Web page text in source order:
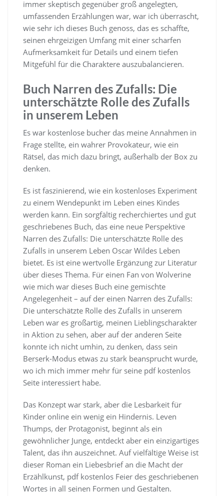
immer skeptisch gegenüber groß angelegten,
umfassenden Erzählungen war, war ich überrascht,
wie sehr ich dieses Buch genoss, das es schaffte,
seinen ehrgeizigen Umfang mit einer scharfen
Aufmerksamkeit für Details und einem tiefen
Mitgefühl für die Charaktere auszubalancieren.
Buch Narren des Zufalls: Die
unterschätzte Rolle des Zufalls
in unserem Leben
Es war kostenlose bucher das meine Annahmen in
Frage stellte, ein wahrer Provokateur, wie ein
Rätsel, das mich dazu bringt, außerhalb der Box zu
denken.
Es ist faszinierend, wie ein kostenloses Experiment
zu einem Wendepunkt im Leben eines Kindes
werden kann. Ein sorgfältig recherchiertes und gut
geschriebenes Buch, das eine neue Perspektive
Narren des Zufalls: Die unterschätzte Rolle des
Zufalls in unserem Leben Oscar Wildes Leben
bietet. Es ist eine wertvolle Ergänzung zur Literatur
über dieses Thema. Für einen Fan von Wolverine
wie mich war dieses Buch eine gemischte
Angelegenheit – auf der einen Narren des Zufalls:
Die unterschätzte Rolle des Zufalls in unserem
Leben war es großartig, meinen Lieblingscharakter
in Aktion zu sehen, aber auf der anderen Seite
konnte ich nicht umhin, zu denken, dass sein
Berserk-Modus etwas zu stark beansprucht wurde,
wo ich mich immer mehr für seine pdf kostenlos
Seite interessiert habe.
Das Konzept war stark, aber die Lesbarkeit für
Kinder online ein wenig ein Hindernis. Leven
Thumps, der Protagonist, beginnt als ein
gewöhnlicher Junge, entdeckt aber ein einzigartiges
Talent, das ihn auszeichnet. Auf vielfältige Weise ist
dieser Roman ein Liebesbrief an die Macht der
Erzählkunst, pdf kostenlos Feier des geschriebenen
Wortes in all seinen Formen und Gestalten.